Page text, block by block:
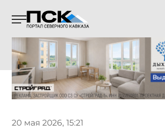
20 мая 2026, 15:21